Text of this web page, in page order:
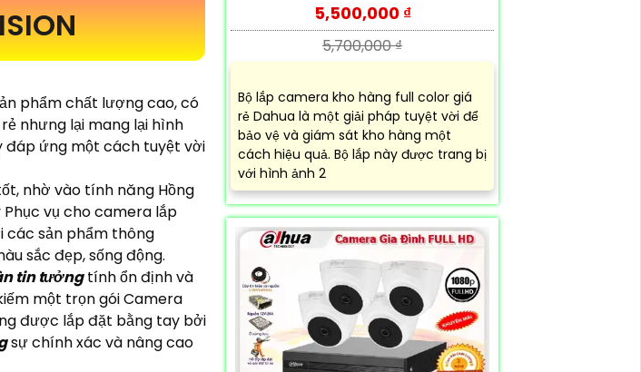
phẩm chất lượng cao, có
nhưng lại mang lại hình
đáp ứng một cách tuyệt vời
nhờ vào tính năng Hồng
Phục vụ cho camera lắp
các sản phẩm thông
sắc đẹp, sống động.
tin tưởngtính ổn định và
một trọn gói Camera
được lắp đặt bằng tay bởi
sự chính xác và nâng cao
5,500,000 ₫
5,700,000 ₫
Bộ lắp camera kho hàng full color giá
rẻ Dahua là một giải pháp tuyệt vời để
bảo vệ và giám sát kho hàng một
cách hiệu quả. Bộ lắp này được trang bị
với hình ảnh 2